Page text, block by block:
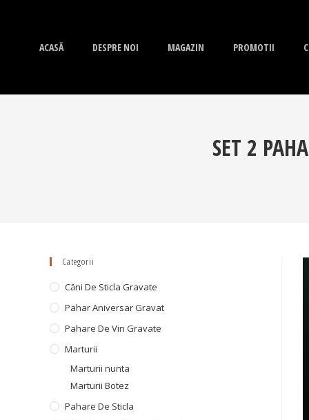
ACASĂ DESPRE NOI MAGAZIN PROMOTII
SET 2
Categorii
Căni De Sticla Gravate
Pahar Aniversar Gravat
Pahare De Vin Gravate
Marturii
Marturii nunta
Marturii Botez
Pahare De Sticla